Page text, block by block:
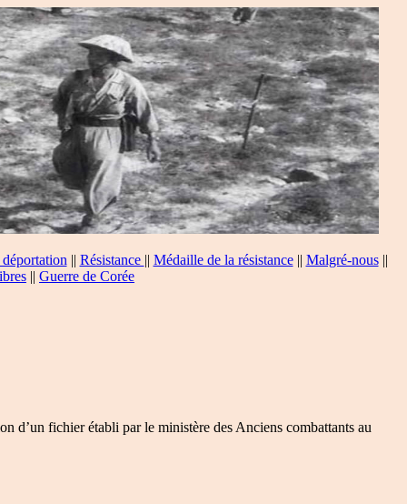
|| Résistance || Médaille de la résistance|| Malgré-nous||
|| Guerre de Corée
d’un fichier établi par le ministère des Anciens combattants au